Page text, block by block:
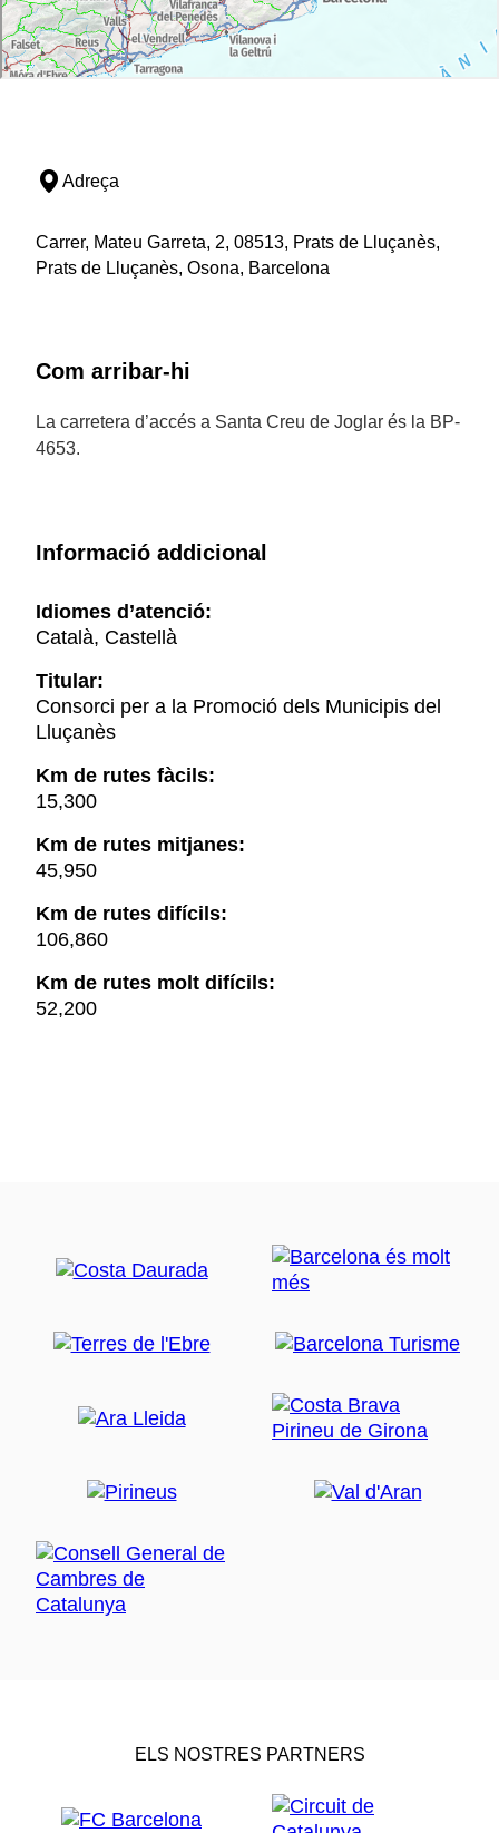
Adreça
Carrer, Mateu Garreta, 2, 08513, Prats de Lluçanès,
Prats de Lluçanès, Osona, Barcelona
Com arribar-hi
La carretera d’accés a Santa Creu de Joglar és la BP-
4653.
Informació addicional
Idiomes d’atenció:
Català, Castellà
Titular:
Consorci per a la Promoció dels Municipis del
Lluçanès
Km de rutes fàcils:
15,300
Km de rutes mitjanes:
45,950
Km de rutes difícils:
106,860
Km de rutes molt difícils:
52,200
ELS NOSTRES PARTNERS